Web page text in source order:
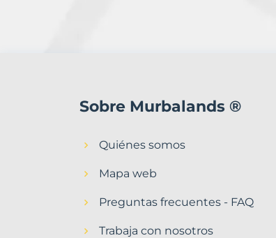
Murbalands
Sobre Murbalands ®
Quiénes somos
Mapa web
Preguntas frecuentes - FAQ
Trabaja con nosotros